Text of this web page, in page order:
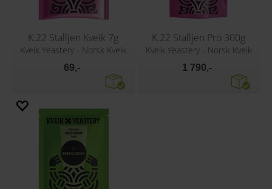
K.22 Stalljen Kveik 7g
Kveik Yeastery - Norsk Kveik
69,-
K.22 Stalljen Pro 300g
Kveik Yeastery - Norsk Kveik
1 790,-